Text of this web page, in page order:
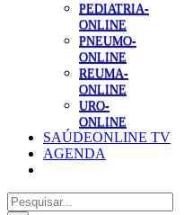
PEDIATRIA-
ONLINE
PNEUMO-
ONLINE
REUMA-
ONLINE
URO-
ONLINE
SAÚDEONLINE TV
AGENDA
Pesquisar